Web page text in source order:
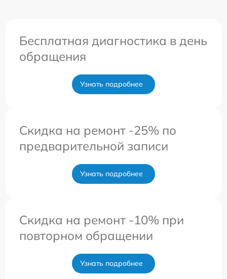
Бесплатная диагностика в день
обращения
Узнать подробнее
Скидка на ремонт -25% по
предварительной записи
Узнать подробнее
Скидка на ремонт -10% при
повторном обращении
Узнать подробнее